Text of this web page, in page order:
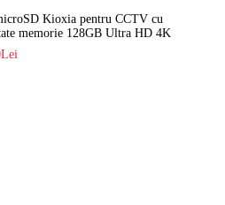
Kioxia pentru CCTV cu
memorie 128GB Ultra HD 4K